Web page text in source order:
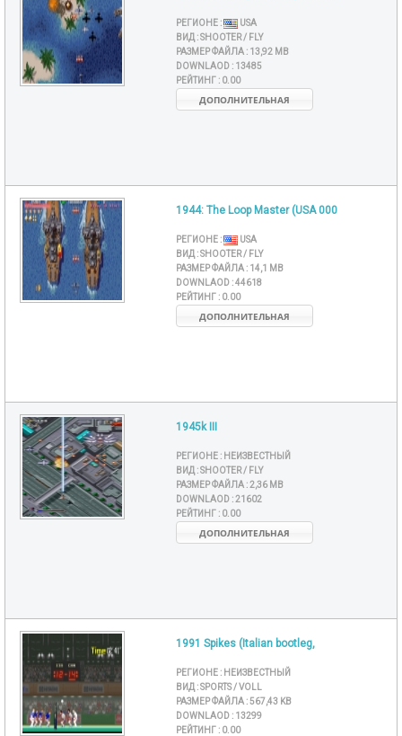
РЕГИОНЕ :
USA
ВИД :SHOOTER / FLY
РАЗМЕР ФАЙЛА : 13,92 MB
DOWNLAOD : 13485
РЕЙТИНГ : 0.00
ДОПОЛНИТЕЛЬНАЯ
1944: The Loop Master (USA 000
РЕГИОНЕ :
USA
ВИД :SHOOTER / FLY
РАЗМЕР ФАЙЛА : 14,1 MB
DOWNLAOD :44618
РЕЙТИНГ : 0.00
ДОПОЛНИТЕЛЬНАЯ
1945k III
РЕГИОНЕ : НЕИЗВЕСТНЫЙ
ВИД :SHOOTER / FLY
РАЗМЕР ФАЙЛА :2,36 MB
DOWNLAOD :21602
РЕЙТИНГ : 0.00
ДОПОЛНИТЕЛЬНАЯ
1991 Spikes (Italian bootleg,
РЕГИОНЕ : НЕИЗВЕСТНЫЙ
ВИД :SPORTS / VOLL
РАЗМЕР ФАЙЛА :567,43 KB
DOWNLAOD : 13299
РЕЙТИНГ : 0.00